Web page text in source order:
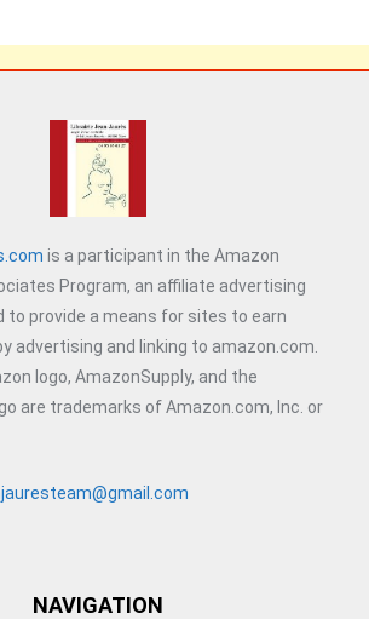
is a participant in the Amazon
Program, an affiliate advertising
to provide a means for sites to earn
advertising and linking to amazon.com.
logo, AmazonSupply, and the
are trademarks of Amazon.com, Inc. or
NAVIGATION